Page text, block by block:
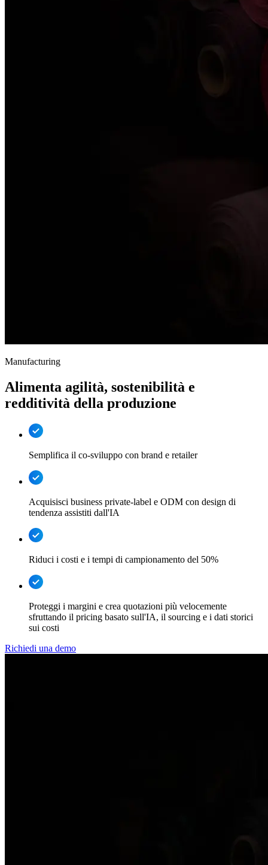
Manufacturing
Alimenta agilità, sostenibilità e
redditività della produzione
Semplifica il co-sviluppo con brand e retailer
Acquisisci business private-label e ODM con design di
tendenza assistiti dall'IA
Riduci i costi e i tempi di campionamento del 50%
Proteggi i margini e crea quotazioni più velocemente
sfruttando il pricing basato sull'IA, il sourcing e i dati storici
sui costi
Richiedi una demo